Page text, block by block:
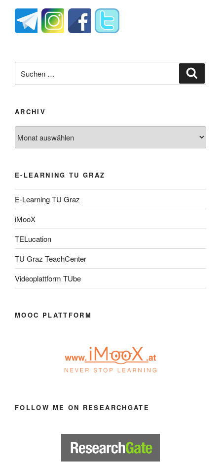
nach:
ARCHIV
E-LEARNING TU GRAZ
E-Learning TU Graz
iMooX
TELucation
TU Graz TeachCenter
Videoplattform TUbe
MOOC PLATTFORM
FOLLOW ME ON RESEARCHGATE